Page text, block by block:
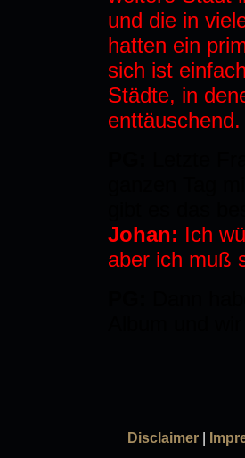
und die in
hatten ein
sich ist
Städte, in
enttäuschend.
Johan: Ich
aber ich muß
Disclaimer|